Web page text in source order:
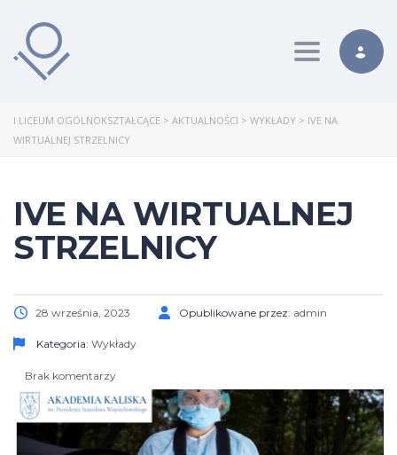
Toggle
I LICEUM OGÓLNOKSZTAŁCĄCE > AKTUALNOŚCI > WYKŁADY > IVE NA
WIRTUALNEJ STRZELNICY
IVE NA WIRTUALNEJ
STRZELNICY
28 września, 2023 Opublikowane przez: admin
Kategoria: Wykłady
Brak komentarzy